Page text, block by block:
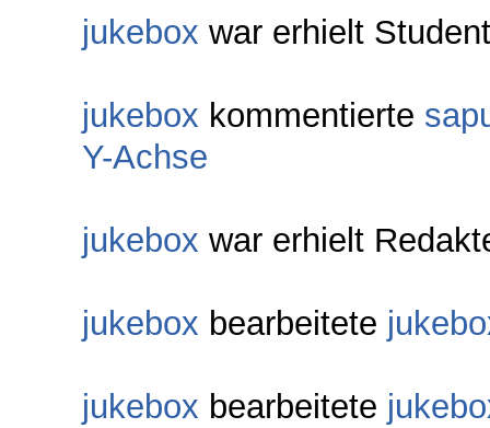
jukebox war erhielt
jukebox kommentierte
Y-Achse
jukebox war erhielt
jukebox bearbeitete
jukebox bearbeitete